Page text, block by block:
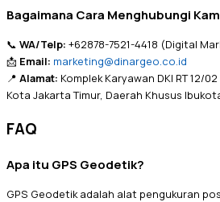
Bagaimana Cara Menghubungi
📞 WA/Telp: +62878-7521-4418 (Digital
📩 Email: marketing@dinargeo.co.id
📍 Alamat: Komplek Karyawan DKI RT 12/
Kota Jakarta Timur, Daerah Khusus
FAQ
Apa itu GPS Geodetik?
GPS Geodetik adalah alat pengukuran